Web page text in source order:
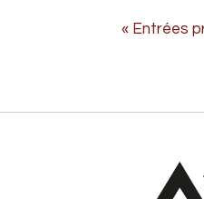
« Entrées